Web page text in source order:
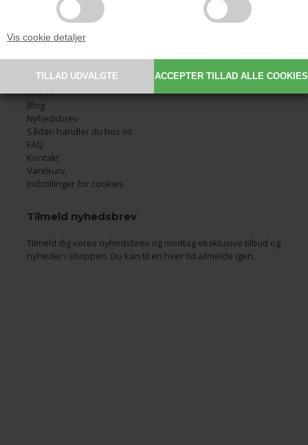
Vis cookie detaljer
Information
Forside
Fortrydelsesformular
Om os
Blog
Nyhedsbrev
Sådan handler du hos os
FAQ
Kontakt
Varekurv
Indstillinger for cookies
Tilmeld nyhedsbrev
Tilmeld dig vores nyhedsbrev og modtag eksklusive tilbud og
nyheder i shoppen. Du kan til en hver tid afmelde igen.